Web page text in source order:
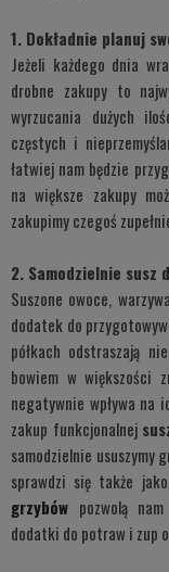
1. Dokładnie planuj
Jeżeli każdego dnia
drobne zakupy to
wyrzucania dużych
częstych i
łatwiej nam będzie
na większe zakupy
zakupimy czegoś
2. Samodzielnie susz
Suszone owoce,
dodatek do
półkach odstraszają
bowiem w większości
negatywnie wpływa na
zakup funkcjonalnej
samodzielnie ususzymy
sprawdzi się także
grzybów pozwolą
dodatki do potraw i zup